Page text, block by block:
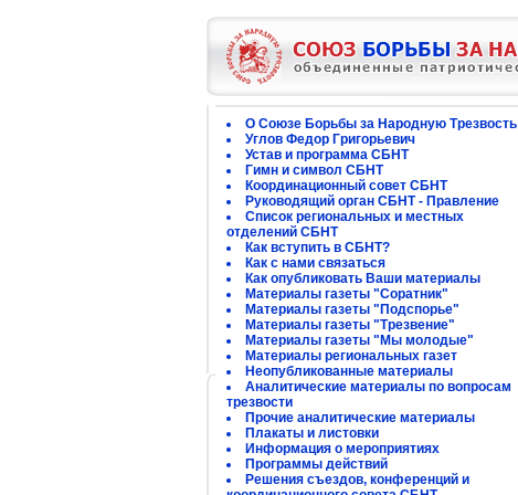
О Союзе Борьбы за Народную Трезвость
Углов Федор Григорьевич
Устав и программа СБНТ
Гимн и символ СБНТ
Координационный совет СБНТ
Руководящий орган СБНТ - Правление
Список региональных и местных
отделений СБНТ
Как вступить в СБНТ?
Как с нами связаться
Как опубликовать Ваши материалы
Материалы газеты "Соратник"
Материалы газеты "Подспорье"
Материалы газеты "Трезвение"
Материалы газеты "Мы молодые"
Материалы региональных газет
Неопубликованные материалы
Аналитические материалы по вопросам
трезвости
Прочие аналитические материалы
Плакаты и листовки
Информация о мероприятиях
Программы действий
Решения съездов, конференций и